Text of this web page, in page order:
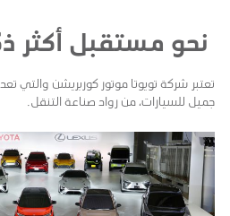
نحو مستقبل أكثر
تعتبر شركة تويوتا موتور كوربريشن والتي
جميل للسيارات، من رواد صناعة التنقل.